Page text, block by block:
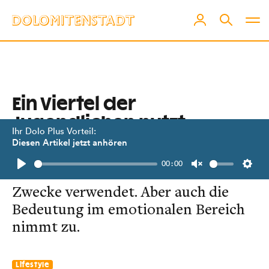
Ihr Dolo Plus Vorteil:
Diesen Artikel jetzt anhören
Play
00:00
Unmute
Ein Viertel der
Jugendlichen nutzt
ChatGPT täglich
KI wird vor allem für schulische
Zwecke verwendet. Aber auch die
Bedeutung im emotionalen Bereich
nimmt zu.
Lifestyle